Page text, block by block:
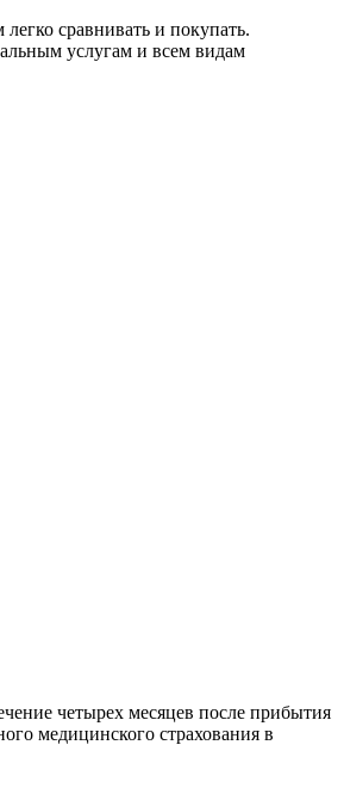
сравнивать и покупать.
услугам и всем видам
четырех месяцев после прибытия
медицинского страхования в